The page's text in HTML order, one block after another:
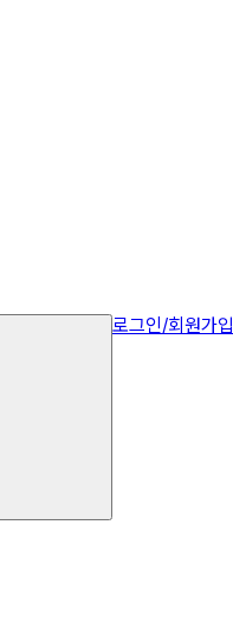
로그인/회원가입